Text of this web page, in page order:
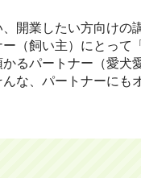
開業したい方向けの
（飼い主）にとっ
るパートナー（愛
な、パートナーに